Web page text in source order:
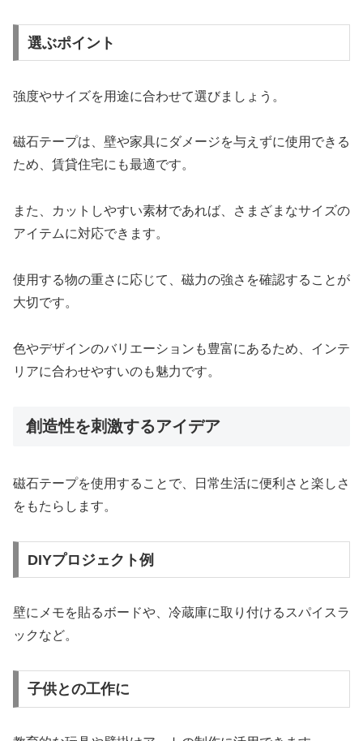
選ぶポイント
強度やサイズを用途に合わせて選びましょう。
磁石テープは、壁や家具にダメージを与えずに使用できる
ため、賃貸住宅にも最適です。
また、カットしやすい素材であれば、さまざまなサイズの
アイテムに対応できます。
使用する物の重さに応じて、磁力の強さを確認することが
大切です。
色やデザインのバリエーションも豊富にあるため、インテ
リアに合わせやすいのも魅力です。
創造性を刺激するアイデア
磁石テープを使用することで、日常生活に便利さと楽しさ
をもたらします。
DIYプロジェクト例
壁にメモを貼るボードや、冷蔵庫に取り付けるスパイスラ
ックなど。
子供との工作に